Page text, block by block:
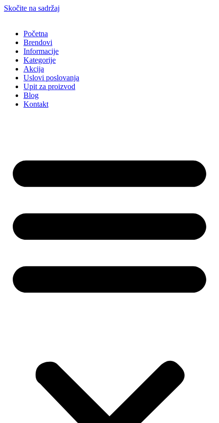
Skočite na sadržaj
Početna
Brendovi
Informacije
Kategorije
Akcija
Uslovi poslovanja
Upit za proizvod
Blog
Kontakt